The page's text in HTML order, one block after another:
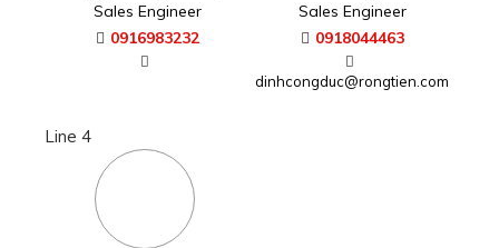
Sales Engineer
0916983232
Sales Engineer
0918044463
dinhcongduc@rongtien.com
Line 4